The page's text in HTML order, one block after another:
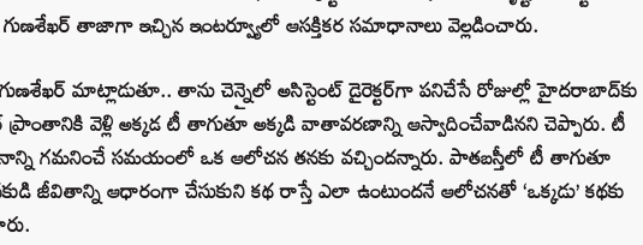
తాజాగా ఇచ్చిన ఇంటర్వ్యూలో ఆసక్తికర సమాధానాలు వెల్లడించారు.
మాట్లాడుతూ.. తాను చెన్నైలో అసిస్టెంట్ డైరెక్టర్‌గా పనిచేసే రోజుల్లో హైదరాబాద్‌కు
ప్రాంతానికి వెళ్లి అక్కడ టీ తాగుతూ అక్కడి వాతావరణాన్ని ఆస్వాదించేవాడినని చెప్పారు. టీ
గమనించే సమయంలో ఒక ఆలోచన తనకు వచ్చిందన్నారు. పాతబస్తీలో టీ తాగుతూ
జీవితాన్ని ఆధారంగా చేసుకుని కథ రాస్తే ఎలా ఉంటుందనే ఆలోచనతో ‘ఒక్కడు’ కథకు